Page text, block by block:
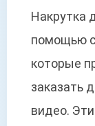
Накрутка
помощью
которые
заказать
видео.